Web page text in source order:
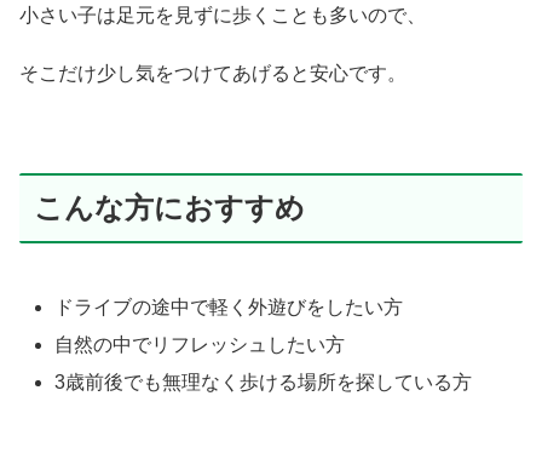
小さい子は足元を見ずに歩くことも多いので、
そこだけ少し気をつけてあげると安心です。
こんな方におすすめ
ドライブの途中で軽く外遊びをしたい方
自然の中でリフレッシュしたい方
3歳前後でも無理なく歩ける場所を探している方